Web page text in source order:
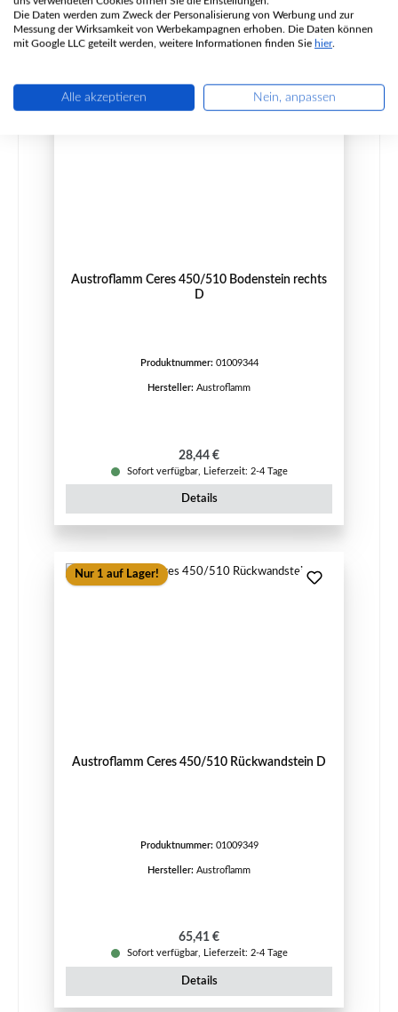
Details
Nur 5 auf Lager!
Austroflamm Ceres 450/510 Bodenstein rechts
D
Produktnummer: 01009344
Hersteller: Austroflamm
Regulärer Preis:
28,44 €
Sofort verfügbar, Lieferzeit: 2-4 Tage
Details
Nur 1 auf Lager!
Austroflamm Ceres 450/510 Rückwandstein D
Produktnummer: 01009349
Hersteller: Austroflamm
Regulärer Preis:
65,41 €
Sofort verfügbar, Lieferzeit: 2-4 Tage
Details
Die Daten werden zum Zweck der Personalisierung von Werbung und zur
Messung der Wirksamkeit von Werbekampagnen erhoben. Die Daten können
mit Google LLC geteilt werden, weitere Informationen finden Sie hier.
Alle akzeptieren Nein, anpassen